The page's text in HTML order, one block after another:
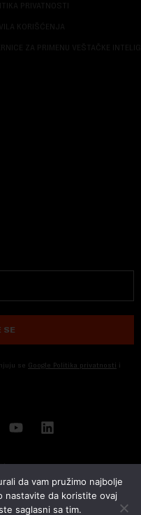
PRIVATNOSTI
KORIŠĆENJA
ZA PRIMENU VEŠTAČKE
SE
se Google Politika privatnosti i
da vam pružimo najbolje
nastavite da koristite ovaj
saglasni sa tim.